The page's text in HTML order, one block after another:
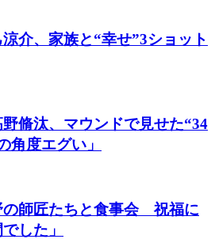
介、家族と“幸せ”3ショット
脩汰、マウンドで見せた“34
角度エグい」
の師匠たちと食事会 祝福に
した」